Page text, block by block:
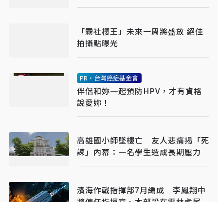
「霧社櫻王」未來一周將盛放 絕佳
拍攝點曝光
PR・台灣癌症基金會
伴侶和妳一起預防HPV，才有資格
說愛妳！
高雄國小師墜樓亡 友人悲痛揭「死
諫」內幕：一名學生造成長期壓力
濱海作戰指揮部7月編成 李鳳翔中